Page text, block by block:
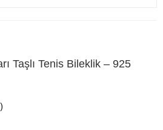
Taşlı Tenis Bileklik – 925